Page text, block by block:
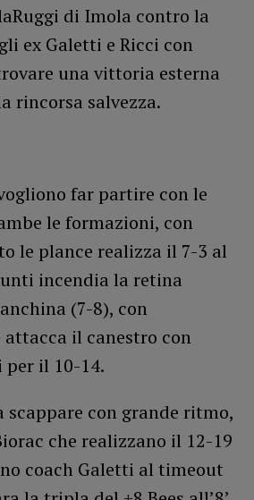
di Imola contro la
ex Galetti e Ricci con
una vittoria esterna
rincorsa salvezza.
far partire con le
le formazioni, con
le plance realizza il 7-3 al
incendia la retina
(7-8), con
attacca il canestro con
per il 10-14.
scappare con grande ritmo,
che realizzano il 12-19
coach Galetti al timeout